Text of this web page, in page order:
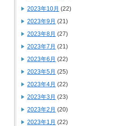
2023年10月 (22)
2023年9月 (21)
2023年8月 (27)
2023年7月 (21)
2023年6月 (22)
2023年5月 (25)
2023年4月 (22)
2023年3月 (23)
2023年2月 (20)
2023年1月 (22)